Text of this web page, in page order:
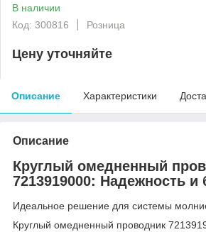
В наличии
Код: 300816
Розница
Цену уточняйте
Описание Характеристики
Описание
Круглый омедненный
7213919000: Надежность и
Идеальное решение для системы
Круглый омедненный проводник